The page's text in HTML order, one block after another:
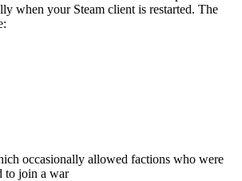
when your Steam client is restarted. The
occasionally allowed factions who were
to join a war